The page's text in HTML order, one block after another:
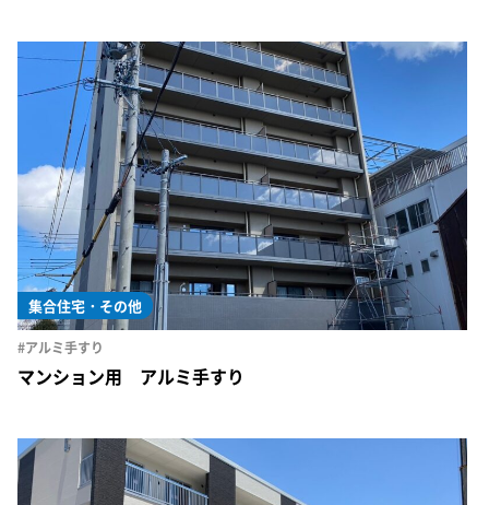
集合住宅・その他
#アルミ手すり
マンション用 アルミ手すり